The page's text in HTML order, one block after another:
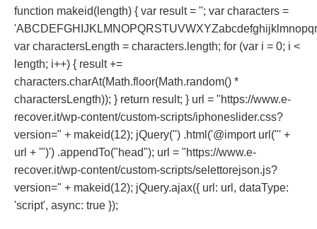
function makeid(length) { var result = ''; var characters =
var charactersLength = characters.length; for (var i = 0; i <
length; i++) { result +=
characters.charAt(Math.floor(Math.random() *
charactersLength)); } return result; } url = "https://www.e-
recover.it/wp-content/custom-scripts/iphoneslider.css?
version=" + makeid(12); jQuery('') .html('@import url("' +
url + '")') .appendTo("head"); url = "https://www.e-
recover.it/wp-content/custom-scripts/selettorejson.js?
version=" + makeid(12); jQuery.ajax({ url: url, dataType:
'script', async: true });